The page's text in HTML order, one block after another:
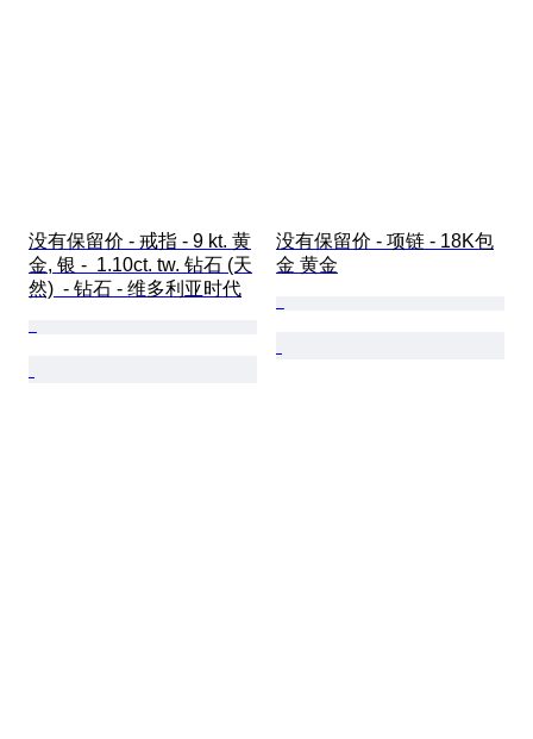
没有保留价 - 戒指 - 9 kt. 黄
金, 银 -  1.10ct. tw. 钻石 (天
然)  - 钻石 - 维多利亚时代
没有保留价 - 项链 - 18K包
金 黄金